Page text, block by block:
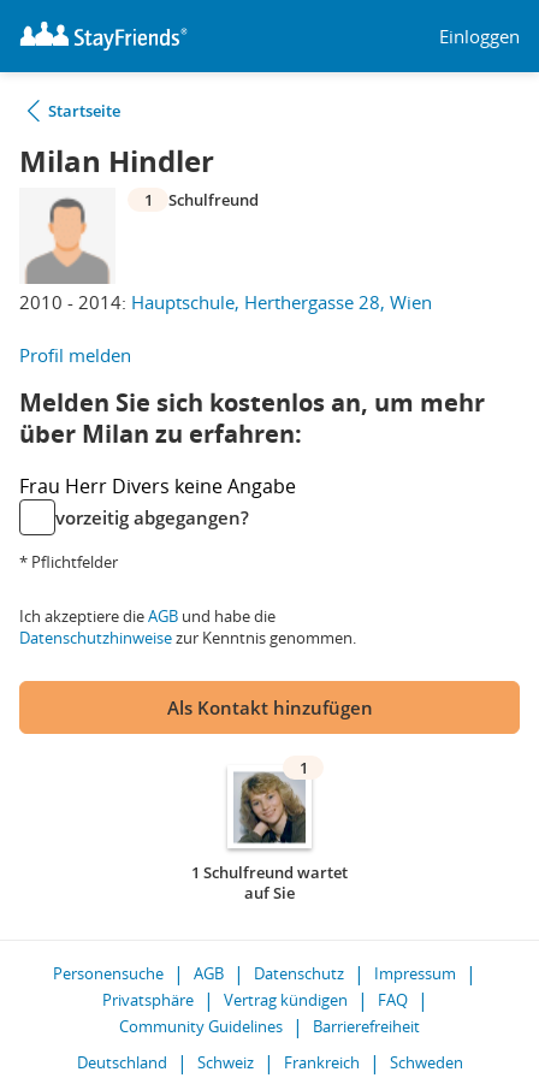
Einloggen
Startseite
Milan Hindler
2010 - 2014: Hauptschule, Herthergasse 28, Wien
1 Schulfreund
Profil melden
Melden Sie sich kostenlos an, um mehr
über Milan zu erfahren:
Frau Herr Divers keine Angabe
vorzeitig abgegangen?
* Pflichtfelder
Ich akzeptiere dieAGB und habe die
Datenschutzhinweisezur Kenntnis genommen.
Als Kontakt hinzufügen
1
1 Schulfreund wartet
auf Sie
Personensuche AGB Datenschutz
Impressum
Privatsphäre
Vertrag kündigen
FAQ
Community Guidelines
Barrierefreiheit
Deutschland
Schweiz Frankreich Schweden